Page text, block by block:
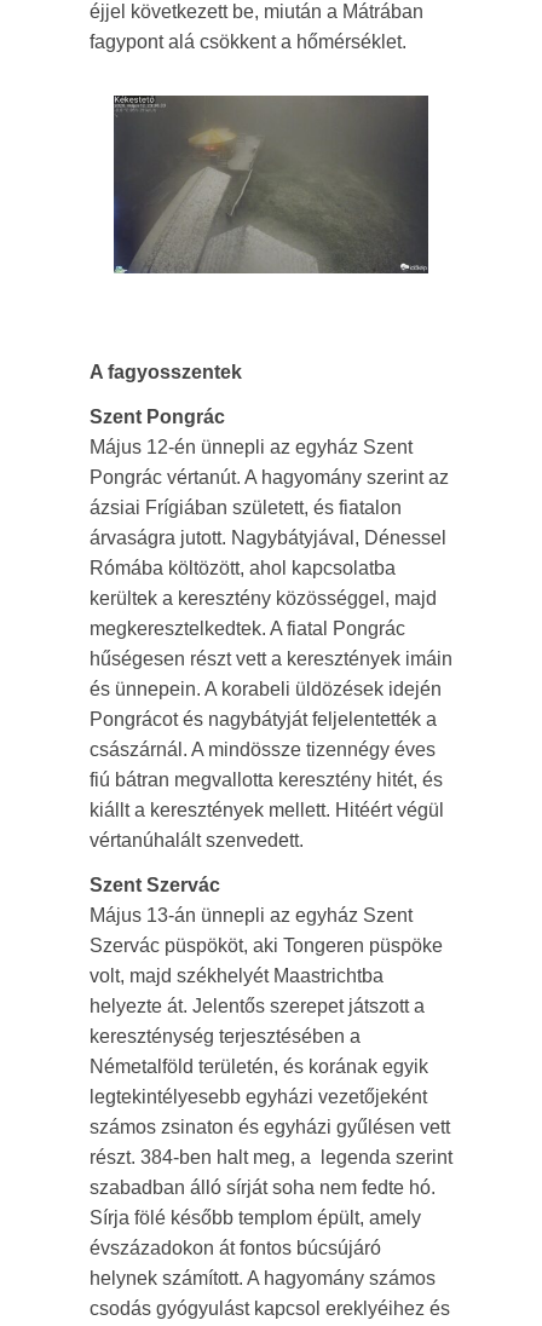
éjjel következett be, miután a Mátrában
fagypont alá csökkent a hőmérséklet.
A fagyosszentek
Szent Pongrác
Május 12-én ünnepli az egyház Szent
Pongrác vértanút. A hagyomány szerint az
ázsiai Frígiában született, és fiatalon
árvaságra jutott. Nagybátyjával, Dénessel
Rómába költözött, ahol kapcsolatba
kerültek a keresztény közösséggel, majd
megkeresztelkedtek. A fiatal Pongrác
hűségesen részt vett a keresztények imáin
és ünnepein. A korabeli üldözések idején
Pongrácot és nagybátyját feljelentették a
császárnál. A mindössze tizennégy éves
fiú bátran megvallotta keresztény hitét, és
kiállt a keresztények mellett. Hitéért végül
vértanúhalált szenvedett.
Szent Szervác
Május 13-án ünnepli az egyház Szent
Szervác püspököt, aki Tongeren püspöke
volt, majd székhelyét Maastrichtba
helyezte át. Jelentős szerepet játszott a
kereszténység terjesztésében a
Németalföld területén, és korának egyik
legtekintélyesebb egyházi vezetőjeként
számos zsinaton és egyházi gyűlésen vett
részt. 384-ben halt meg, a legenda szerint
szabadban álló sírját soha nem fedte hó.
Sírja fölé később templom épült, amely
évszázadokon át fontos búcsújáró
helynek számított. A hagyomány számos
csodás gyógyulást kapcsol ereklyéihez és